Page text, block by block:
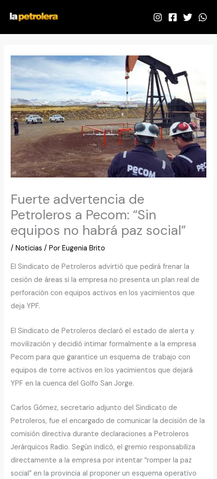
contenido
Fuerte advertencia de
Petroleros a Pecom: “Sin
equipos no habrá paz social”
/Noticias / PorEugenia Brito
El Sindicato de Petroleros advirtió que pedirá frenar la
cesión de áreas si la empresa no presenta un plan real de
perforación con equipos activos en los yacimientos que
deja YPF.
El Sindicato de Petroleros declaró el estado de alerta y
movilización y decidió intimar formalmente a la empresa
Pecom para que garantice un esquema de trabajo con
equipos de torre activos en los yacimientos que dejará
YPF en la cuenca del Golfo San Jorge.
Carlos Gómez, secretario adjunto del Sindicato de
Petroleros, fue el encargado de comunicar la decisión de la
comisión directiva durante declaraciones a Petroleros
Jerárquicos Radio. Según indicó, el gremio responsabiliza
directamente a la empresa por intentar “romper la paz
social” en la provincia al proponer un esquema operativo